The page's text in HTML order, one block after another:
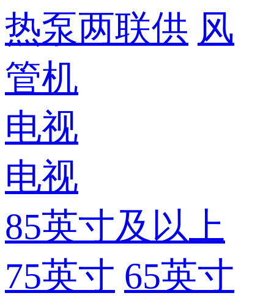
热泵两联供 风
管机
电视
电视
85英寸及以上
75英寸 65英寸